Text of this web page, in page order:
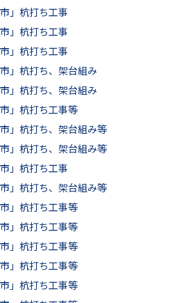
市」杭打ち工事
市」杭打ち工事
市」杭打ち工事
市」杭打ち、架台組み
市」杭打ち、架台組み
市」杭打ち工事等
市」杭打ち、架台組み等
市」杭打ち、架台組み等
市」杭打ち工事
市」杭打ち、架台組み等
市」杭打ち工事等
市」杭打ち工事等
市」杭打ち工事等
市」杭打ち工事等
市」杭打ち工事等